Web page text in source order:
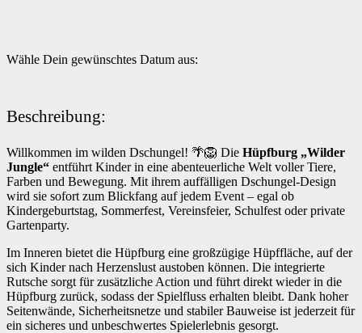
Wähle Dein gewünschtes Datum aus:
Beschreibung:
Willkommen im wilden Dschungel! 🌴🦁 Die Hüpfburg „Wilder
Jungle“ entführt Kinder in eine abenteuerliche Welt voller Tiere,
Farben und Bewegung. Mit ihrem auffälligen Dschungel-Design
wird sie sofort zum Blickfang auf jedem Event – egal ob
Kindergeburtstag, Sommerfest, Vereinsfeier, Schulfest oder private
Gartenparty.
Im Inneren bietet die Hüpfburg eine großzügige Hüpffläche, auf der
sich Kinder nach Herzenslust austoben können. Die integrierte
Rutsche sorgt für zusätzliche Action und führt direkt wieder in die
Hüpfburg zurück, sodass der Spielfluss erhalten bleibt. Dank hoher
Seitenwände, Sicherheitsnetze und stabiler Bauweise ist jederzeit für
ein sicheres und unbeschwertes Spielerlebnis gesorgt.